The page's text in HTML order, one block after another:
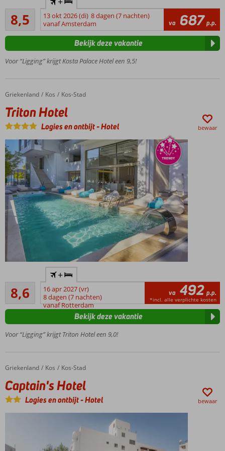
ligging aan
de haven
Zwembad
op het
een
prachtig
uitzicht
loopafstand
van winkels,
restaurants
en
traditionele
vissersboten
Perfecte
combinatie
van strand,
stad en
ontspanning
8,5
Aanrader
22
beoordelingen
13 okt 2026 (di) 8 dagen (7 nachten)
vanaf Amsterdam
va 687 p.p.
Voor “Ligging” krijgt Kosta Palace Hotel een 9,5!
Bekijk deze vakantie
Home
Griekenland Kos Kos-Stad
Triton Hotel
Triton Hotel
Logies en ontbijt-Hotel bewaar
Stad
en
vlak
strand
Een à-la-
ook
mogelijk
8,6Aanrader
86
beoordelingen
+
16 apr 2027 (vr)
8 dagen (7 nachten)
vanaf Rotterdam
va 492 p.p.
*incl. alle verplichte kosten
Voor “Ligging” krijgt Triton Hotel een 9,0!
Bekijk deze vakantie
Home
Griekenland Kos Kos-Stad
Captain's Hotel
Captain's Hotel
Logies en ontbijt-Hotel bewaar